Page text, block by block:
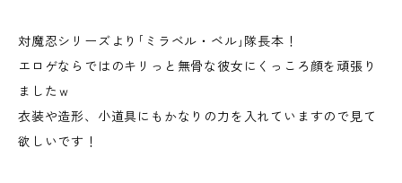
対魔忍シリーズより｢ミラベル・ベル｣隊長本！
エロゲならではのキリっと無骨な彼女にくっころ顔を頑張り
ましたｗ
衣装や造形、小道具にもかなりの力を入れていますので見て
欲しいです！